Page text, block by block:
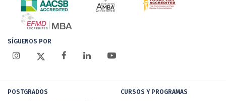
SÍGUENOS POR
POSTGRADOS CURSOS Y PROGRAMAS